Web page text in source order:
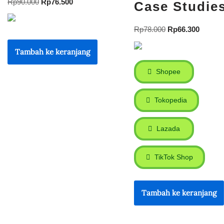
Tambah ke keranjang
Case
Rp78.000 Rp66.300
Shopee
Tokopedia
Lazada
TikTok Shop
Tambah ke keranjang